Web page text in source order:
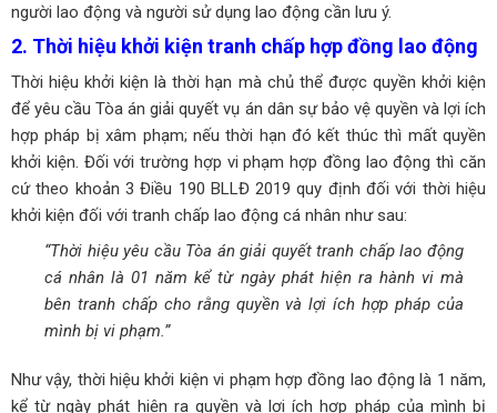
người lao động và người sử dụng lao động cần lưu ý.
2. Thời hiệu khởi kiện tranh chấp hợp đồng lao động
Thời hiệu khởi kiện làthời hạn mà chủ thể được quyền khởi kiện
để yêu cầu Tòa án giải quyết vụ án dân sự bảo vệ quyền và lợi ích
hợp pháp bị xâm phạm; nếu thời hạn đó kết thúc thì mất quyền
khởi kiện. Đối với trường hợp vi phạm hợp đồng lao động thì căn
cứ theo khoản 3 Điều 190 BLLĐ 2019 quy định đối với thời hiệu
khởi kiện đối với tranh chấp lao động cá nhân như sau:
“Thời hiệu yêu cầu Tòa án giải quyết tranh chấp lao động
cá nhân là 01 năm kể từ ngày phát hiện ra hành vi mà
bên tranh chấp cho rằng quyền và lợi ích hợp pháp của
mình bị vi phạm. ”
Như vậy, thời hiệu khởi kiện vi phạm hợp đồng lao động là 1 năm,
kể từ ngày phát hiện ra quyền và lợi ích hợp pháp của mình bị